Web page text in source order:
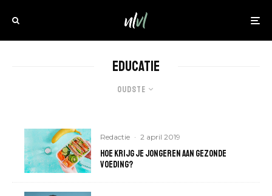
Educatie
Oudste
Redactie · 2 april 2019
Hoe krijg je jongeren aan gezonde
voeding?